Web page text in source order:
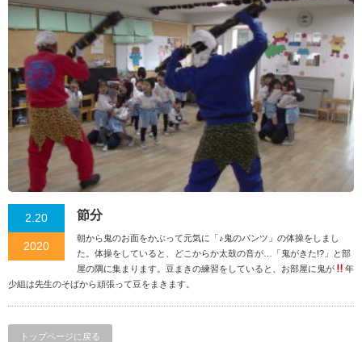
2.20
2020
節分
朝から鬼のお面をかぶって元気に「♪鬼のパンツ」の体操をしまし
た。体操をしていると、どこからか太鼓の音が…「鬼がきた!?」と部
屋の隅に集まります。豆まきの練習をしていると、お部屋に鬼が
年
少組は先生のそばから頑張って豆をまきます。
トップページに戻る